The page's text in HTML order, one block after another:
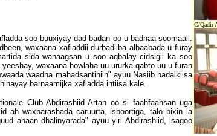
C/Qadir
soo buuxiyay dad badan oo u badnaa soomaali.
waxaana xafladdii durbadiiba albaabada u furay
sida wanaagsan u soo aqbalay cidsigii ka soo
waxaana howlaha uu ururka qabto uu u furan
waadna mahadsantihiin" ayuu Nasiib hadalkiisa
barnaamijka xafladda intiisa kale.
Club Abdirashiid Artan oo si faahfaahsan uga
ah waxbarashada caruurta, isboortiga, talo bixin la
ahaan dhalinyarada" ayuu yiri Abdirashiid, isagoo